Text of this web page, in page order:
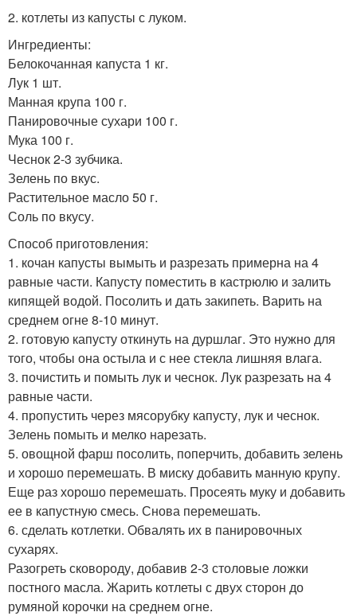
2. котлеты из капусты с луком.
Ингредиенты:
Белокочанная капуста 1 кг.
Лук 1 шт.
Манная крупа 100 г.
Панировочные сухари 100 г.
Мука 100 г.
Чеснок 2-3 зубчика.
Зелень по вкус.
Растительное масло 50 г.
Соль по вкусу.
Способ приготовления:
1. кочан капусты вымыть и разрезать примерна на 4
равные части. Капусту поместить в кастрюлю и залить
кипящей водой. Посолить и дать закипеть. Варить на
среднем огне 8-10 минут.
2. готовую капусту откинуть на дуршлаг. Это нужно для
того, чтобы она остыла и с нее стекла лишняя влага.
3. почистить и помыть лук и чеснок. Лук разрезать на 4
равные части.
4. пропустить через мясорубку капусту, лук и чеснок.
Зелень помыть и мелко нарезать.
5. овощной фарш посолить, поперчить, добавить зелень
и хорошо перемешать. В миску добавить манную крупу.
Еще раз хорошо перемешать. Просеять муку и добавить
ее в капустную смесь. Снова перемешать.
6. сделать котлетки. Обвалять их в панировочных
сухарях.
Разогреть сковороду, добавив 2-3 столовые ложки
постного масла. Жарить котлеты с двух сторон до
румяной корочки на среднем огне.